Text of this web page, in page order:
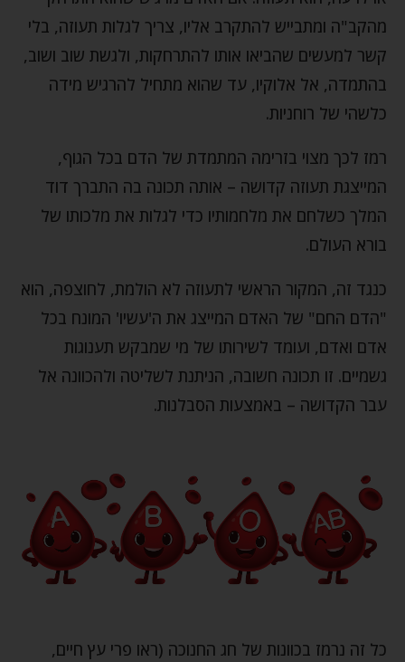
מהקב"ה ומתבייש להתקרב אליו, צריך לגלות תעוזה, בלי
קשר למעשים שהביאו אותו להתרחקות, ולגשת שוב ושוב,
בהתמדה, אל אלוקיו, עד שהוא מתחיל להרגיש מידה
כלשהי של רוחניות.
רמז לכך מצוי בזרימה המתמדת של הדם בכל הגוף,
המייצגת תעוזה קדושה – אותה תכונה בה התברך דוד
המלך כשלחם את מלחמותיו כדי לגלות את מלכותו של
בורא העולם.
כנגד זה, המקור הראשי לתעוזה לא הולמת, לחוצפה, הוא
"הדם החם" של האדם המייצג את ה'עשיו' המונח בכל
אדם ואדם, ועומד לשירותו של מי שמבקש תענוגות
גשמיים. זו תכונה חשובה, הניתנת לשליטה ולהכוונה אל
עבר הקדושה – באמצעות הסבלנות.
כל זה נרמז בכוונות של חג החנוכה (ראו פרי עץ חיים,